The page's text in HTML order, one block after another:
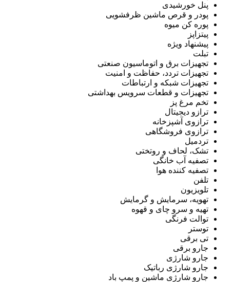
پنل خورشیدی
پودر و قرص ماشین ظرفشویی
پوره کن میوه
پیتزاپز
پیشنهاد ویژه
تبلت
تجهیزات برق و اتوماسیون صنعتی
تجهیزات تردد، حفاظت و امنیت
تجهیزات شبکه و ارتباطات
تجهیزات و قطعات سرویس بهداشتی
تخم مرغ پز
ترازو دیجیتال
ترازوی آشپزخانه
ترازوی فروشگاهی
تردمیل
تشک، لحاف و روتختی
تصفیه آب خانگی
تصفیه کننده هوا
تلفن
تلویزیون
تهویه، سرمایش و گرمایش
تهیه و سرو چای و قهوه
توالت فرنگی
توستر
تی برقی
جارو برقی
جارو شارژی
جارو شارژی رباتیک
جارو شارژی ماشین و پمپ باد